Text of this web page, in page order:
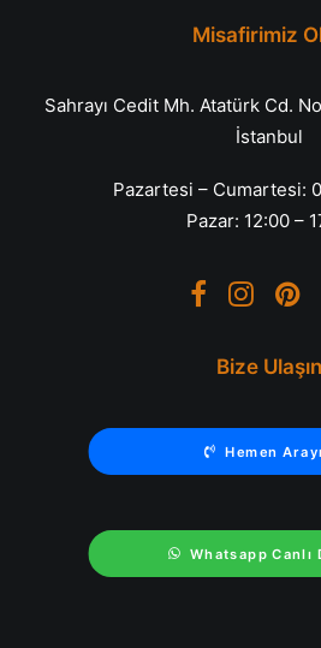
Misafirimiz
Sahrayı Cedit Mh. Atatürk Cd.
İstanbul
Pazartesi – Cumartesi:
Pazar: 12:00 –
Bize Ulaşın
Hemen
Whatsapp Canlı